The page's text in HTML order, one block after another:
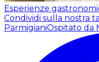
Esperienze
Condividi sulla nostra
ParmigianiOspitato da